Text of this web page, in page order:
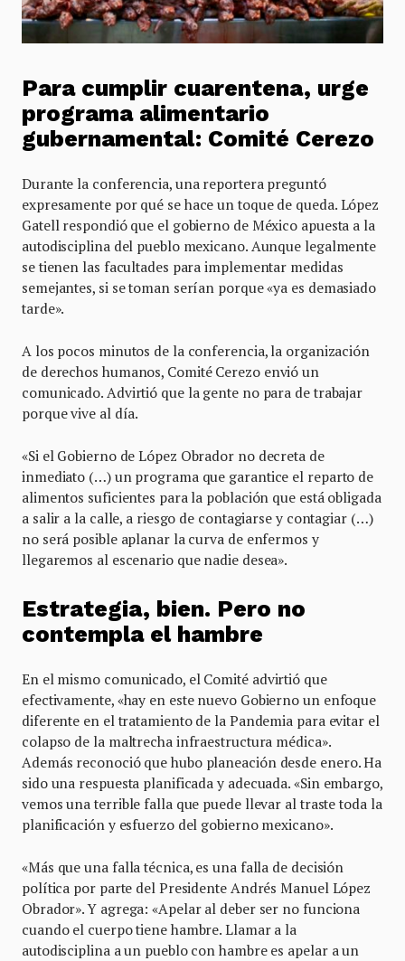
Para cumplir cuarentena, urge
programa alimentario
gubernamental: Comité Cerezo
Durante la conferencia, una reportera preguntó
expresamente por qué se hace un toque de queda. López
Gatell respondió que el gobierno de México apuesta a la
autodisciplina del pueblo mexicano. Aunque legalmente
se tienen las facultades para implementar medidas
semejantes, si se toman serían porque «ya es demasiado
tarde».
A los pocos minutos de la conferencia, la organización
de derechos humanos, Comité Cerezo envió un
comunicado. Advirtió que la gente no para de trabajar
porque vive al día.
«Si el Gobierno de López Obrador no decreta de
inmediato (…) un programa que garantice el reparto de
alimentos suficientes para la población que está obligada
a salir a la calle, a riesgo de contagiarse y contagiar (…)
no será posible aplanar la curva de enfermos y
llegaremos al escenario que nadie desea».
Estrategia, bien. Pero no
contempla el hambre
En el mismo comunicado, el Comité advirtió que
efectivamente, «hay en este nuevo Gobierno un enfoque
diferente en el tratamiento de la Pandemia para evitar el
colapso de la maltrecha infraestructura médica».
Además reconoció que hubo planeación desde enero. Ha
sido una respuesta planificada y adecuada. «Sin embargo,
vemos una terrible falla que puede llevar al traste toda la
planificación y esfuerzo del gobierno mexicano».
«Más que una falla técnica, es una falla de decisión
política por parte del Presidente Andrés Manuel López
Obrador». Y agrega: «Apelar al deber ser no funciona
cuando el cuerpo tiene hambre. Llamar a la
autodisciplina a un pueblo con hambre es apelar a un